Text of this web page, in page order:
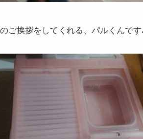
ご挨拶をしてくれる、パルくんで